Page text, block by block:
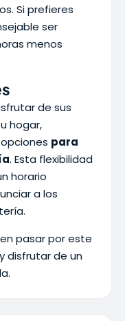
Si prefieres
ser
menos
de sus
hogar,
para
. Esta flexibilidad
horario
a los
pasar por este
disfrutar de un